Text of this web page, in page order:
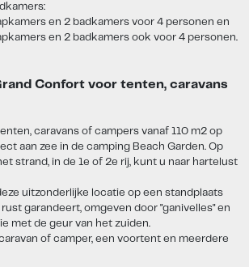
en 2 badkamers voor 4 personen en
en 2 badkamers ook voor 4 personen.
Confort voor tenten, caravans
caravans of campers vanaf 110 m2 op
aan zee in de camping Beach Garden. Op
strand, in de 1e of 2e rij, kunt u naar hartelust
uitzonderlijke locatie op een standplaats
garandeert, omgeven door "ganivelles" en
met de geur van het zuiden.
of camper, een voortent en meerdere